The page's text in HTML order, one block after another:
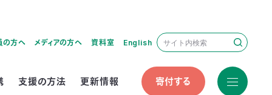
の方へ メディアの方へ 資料室 English
支援の方法 更新情報 寄付する